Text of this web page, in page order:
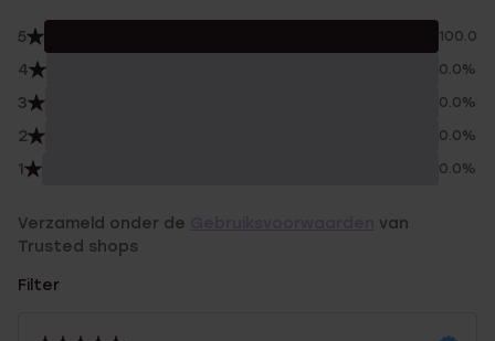
5 100.0%
4 0.0%
3 0.0%
2 0.0%
1 0.0%
Verzameld onder de
van
Trusted shops
Filter